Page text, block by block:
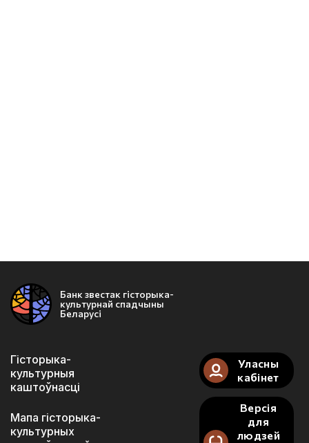
Банк звестак гісторыка-
культурнай спадчыны
Беларусі
Гісторыка-
культурныя
каштоўнасці
Мапа гісторыка-
культурных
Уласны
кабінет
Версія
для
людзей